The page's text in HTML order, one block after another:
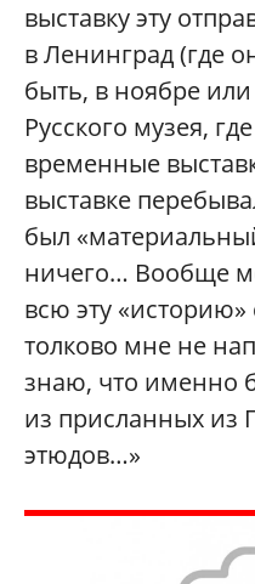
выставку эту
в Ленинград (где
быть, в ноябре
Русского музея,
временные
выставке
был
ничего… Вообще
всю эту
толково мне не
знаю, что именно
из присланных из
этюдов…»